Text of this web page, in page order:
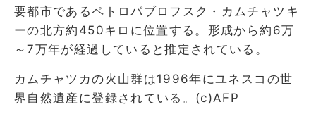
要都市であるペトロパブロフスク・カムチャツキ
ーの北方約450キロに位置する。形成から約6万
～7万年が経過していると推定されている。
カムチャツカの火山群は1996年にユネスコの世
界自然遺産に登録されている。(c)AFP